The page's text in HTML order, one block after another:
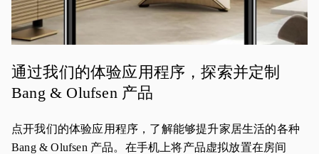
通过我们的体验应用程序，探索并定制
Bang & Olufsen 产品
点开我们的体验应用程序，了解能够提升家居生活的各种
Bang & Olufsen 产品。在手机上将产品虚拟放置在房间